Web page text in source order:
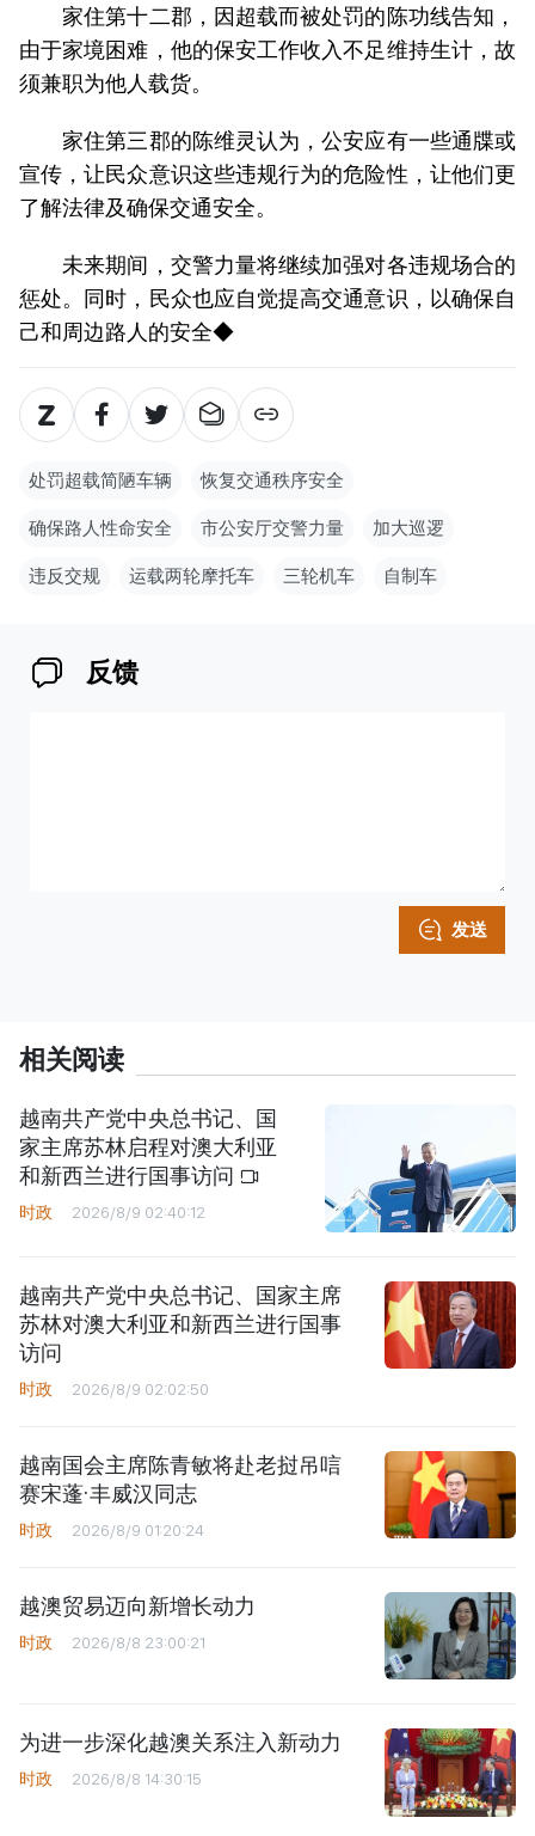
家住第十二郡，因超载而被处罚的陈功线告知，
由于家境困难，他的保安工作收入不足维持生计，故
须兼职为他人载货。
家住第三郡的陈维灵认为，公安应有一些通牒或
宣传，让民众意识这些违规行为的危险性，让他们更
了解法律及确保交通安全。
未来期间，交警力量将继续加强对各违规场合的
惩处。同时，民众也应自觉提高交通意识，以确保自
己和周边路人的安全◆
处罚超载简陋车辆 恢复交通秩序安全
确保路人性命安全 市公安厅交警力量 加大巡逻
违反交规 运载两轮摩托车 三轮机车 自制车
反馈
发送
相关阅读
越南共产党中央总书记、国
家主席苏林启程对澳大利亚
和新西兰进行国事访问
时政 2026/8/9 02:40:12
越南共产党中央总书记、国家主席
苏林对澳大利亚和新西兰进行国事
访问
时政 2026/8/9 02:02:50
越南国会主席陈青敏将赴老挝吊唁
赛宋蓬·丰威汉同志
时政 2026/8/9 01:20:24
越澳贸易迈向新增长动力
时政 2026/8/8 23:00:21
为进一步深化越澳关系注入新动力
时政 2026/8/8 14:30:15